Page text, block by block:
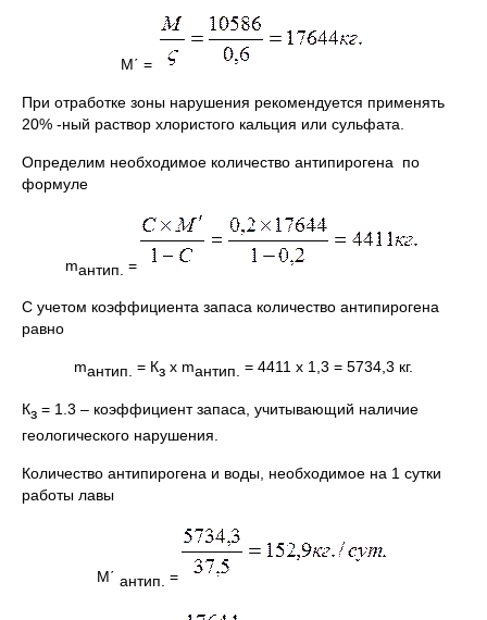
М΄ =
При отработке зоны нарушения рекомендуется применять
20% -ный раствор хлористого кальция или сульфата.
Определим необходимое количество антипирогена по
формуле
mантип. =
С учетом коэффициента запаса количество антипирогена
равно
mантип. = Кз х mантип. = 4411 х 1,3 = 5734,3 кг.
Кз = 1.3 – коэффициент запаса, учитывающий наличие
геологического нарушения.
Количество антипирогена и воды, необходимое на 1 сутки
работы лавы
M΄ антип. =